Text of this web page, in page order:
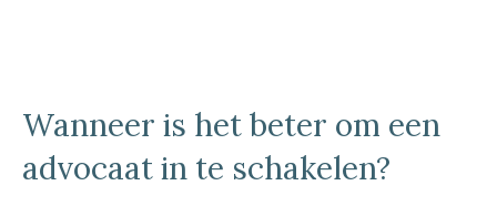
Wanneer is het beter om een
advocaat in te schakelen?